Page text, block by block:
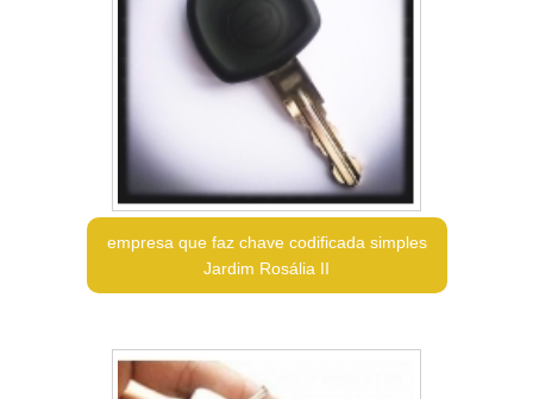
empresa que faz chave codificada simples
Jardim Rosália II